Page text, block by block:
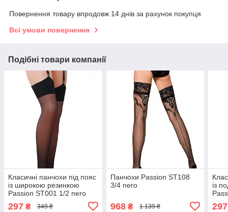
Повернення товару впродовж 14 днів за рахунок покупця
Всі умови повернення
Подібні товари компанії
Класичні панчохи під пояс
із широкою резинкою
Passion ST001 1/2 nero
297 ₴ 349 ₴
Панчохи Passion ST108
3/4 nero
968₴ 1 139 ₴
із
297